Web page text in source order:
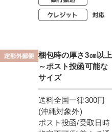
梱包時の厚さ3㎝以上
～ポスト投函可能な
サイズ
送料全国一律300円
(沖縄対象外)
ポスト投函/受取日時